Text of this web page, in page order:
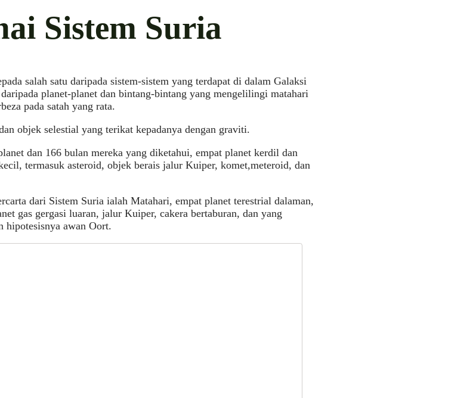
Sistem Suria
salah satu daripada sistem-sistem yang terdapat di dalam Galaksi
planet-planet dan bintang-bintang yang mengelilingi matahari
pada satah yang rata.
objek selestial yang terikat kepadanya dengan graviti.
dan 166 bulan mereka yang diketahui, empat planet kerdil dan
termasuk asteroid, objek berais jalur Kuiper, komet,meteroid, dan
dari Sistem Suria ialah Matahari, empat planet terestrial dalaman,
gas gergasi luaran, jalur Kuiper, cakera bertaburan, dan yang
hipotesisnya awan Oort.